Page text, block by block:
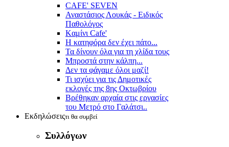
CAFE' SEVEN
Αναστάσιος Λουκάς - Ειδικός
Παθολόγος
Kαμίνι Cafe'
Η κατηφόρα δεν έχει πάτο...
Τα δίνουν όλα για τη χλίδα τους
Μπροστά στην κάλπη...
Δεν τα φάγαμε όλοι μαζί!
Τι ισχύει για τις Δημοτικές
εκλογές της 8ης Οκτωβρίου
Βρέθηκαν αρχαία στις εργασίες
του Μετρό στο Γαλάτσι..
Εκδηλώσειςτι θα συμβεί
Συλλόγων